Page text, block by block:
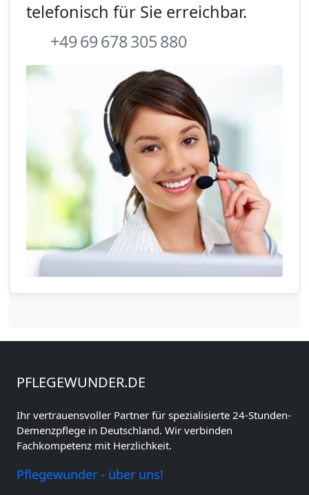
telefonisch für Sie erreichbar.
+49 69 678 305 880
PFLEGEWUNDER.DE
Ihr vertrauensvoller Partner für spezialisierte 24-Stunden-
Demenzpflege in Deutschland. Wir verbinden
Fachkompetenz mit Herzlichkeit.
Pflegewunder - über uns!